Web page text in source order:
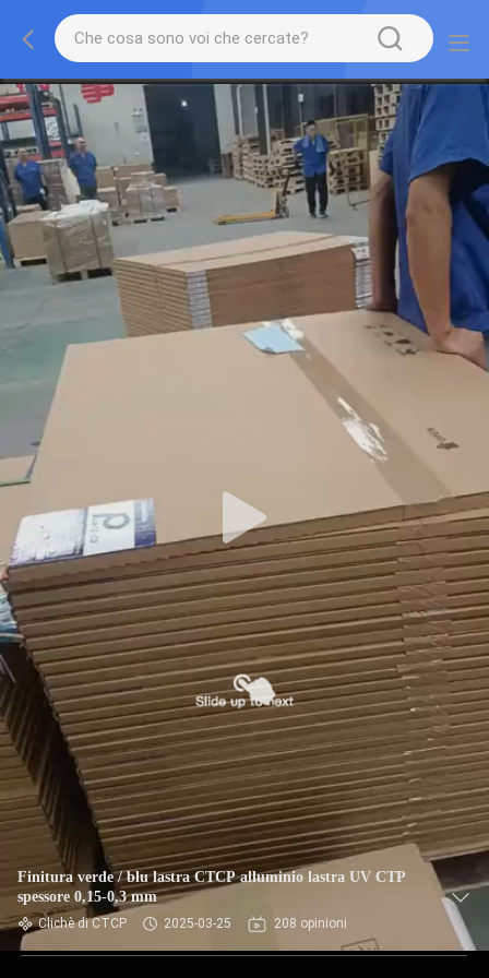
Finitura verde / blu lastra CTCP alluminio lastra UV CTP
spessore 0,15-0,3 mm
Clichè di CTCP 2025-03-25 208 opinioni